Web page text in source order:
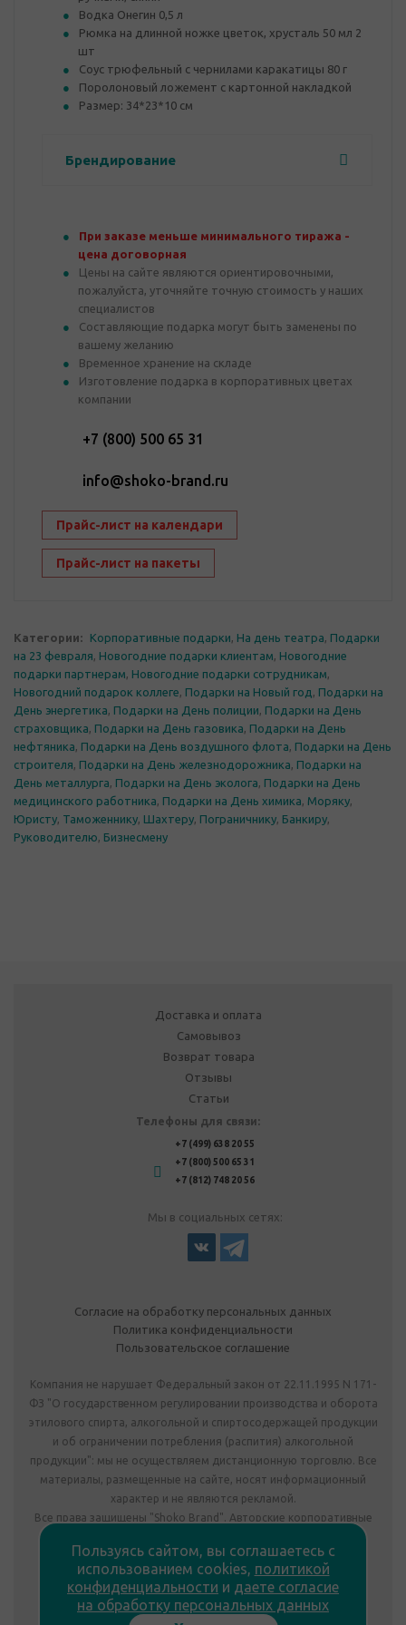
Водка Онегин 0,5 л
Рюмка на длинной ножке цветок, хрусталь 50 мл 2
шт
Соус трюфельный с чернилами каракатицы 80 г
Поролоновый ложемент с картонной накладкой
Размер: 34*23*10 см
Брендирование
При заказе меньше минимального тиража -
цена договорная
Цены на сайте являются ориентировочными,
пожалуйста, уточняйте точную стоимость у наших
специалистов
Составляющие подарка могут быть заменены по
вашему желанию
Временное хранение на складе
Изготовление подарка в корпоративных цветах
компании
+7 (800) 500 65 31
info@shoko-brand.ru
Прайс-лист на календари
Прайс-лист на пакеты
Категории: Корпоративные подарки, На день театра, Подарки
на 23 февраля, Новогодние подарки клиентам, Новогодние
подарки партнерам, Новогодние подарки сотрудникам,
Новогодний подарок коллеге, Подарки на Новый год , Подарки на
День энергетика, Подарки на День полиции, Подарки на День
страховщика, Подарки на День газовика, Подарки на День
нефтяника, Подарки на День воздушного флота, Подарки на День
строителя, Подарки на День железнодорожника, Подарки на
День металлурга, Подарки на День эколога, Подарки на День
медицинского работника, Подарки на День химика, Моряку,
Юристу, Таможеннику, Шахтеру, Пограничнику, Банкиру,
Руководителю, Бизнесмену
Доставка и оплата
Самовывоз
Возврат товара
Отзывы
Статьи
Телефоны для связи:
+7 (499) 638 20 55
+7 (800) 500 65 31
+7 (812) 748 20 56
Мы в социальных сетях:
Согласие на обработку персональных данных
Политика конфиденциальности
Пользовательское соглашение
Компания не нарушает Федеральный закон от 22.11.1995 N 171-
ФЗ "О государственном регулировании производства и оборота
этилового спирта, алкогольной и спиртосодержащей продукции
и об ограничении потребления (распития) алкогольной
продукции": мы не осуществляем дистанционную торговлю. Все
материалы, размещенные на сайте, носят информационный
характер и не являются рекламой.
Все права защищены "Shoko Brand". Авторские корпоративные
Комплектация подарка может отличаться от изображения.
Информация на сайте не является публичной офертой.
Сведения о продавце:
ООО «Фабрика подарков», лицензия №78РПА0009672 от
Пользуясь сайтом, вы соглашаетесь с
использованием cookies, политикой
конфиденциальности и даете согласие
на обработку персональных данных